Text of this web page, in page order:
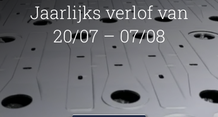
Lasconstructie
Poederlakken
Projecten
Jaarlijks verlof van
20/07 – 07/08